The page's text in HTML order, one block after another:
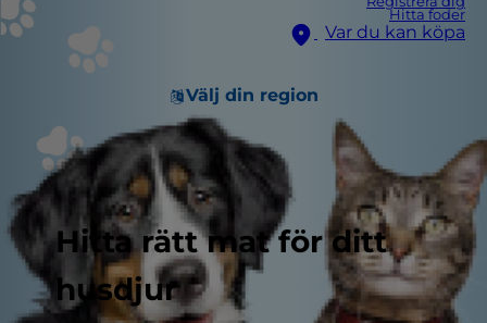
Hitta foder
Var du kan köpa
Välj din region
Hitta rätt mat för ditt
husdjur